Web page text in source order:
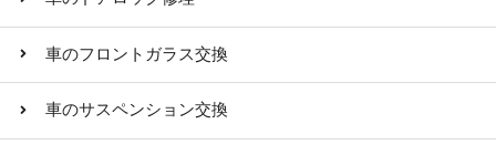
車のフロントガラス交換
車のサスペンション交換